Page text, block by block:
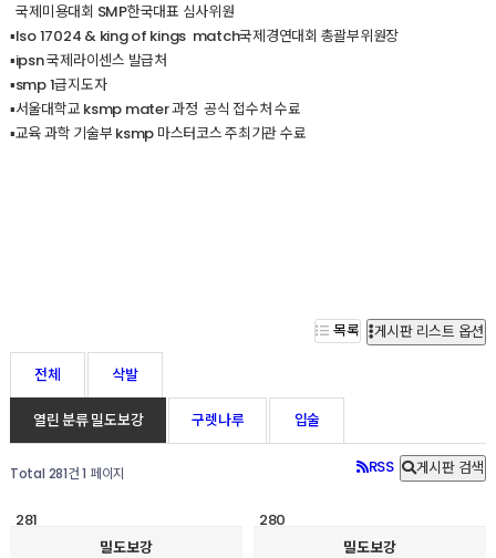
국제미용대회 SMP한국대표 심사위원
▪️lso 17024 & king of kings match국제경연대회 총괄부위원장
▪️ipsn 국제라이센스 발급처
▪️smp 1급지도자
▪️서울대학교 ksmp mater 과정 공식 접수처 수료
▪️교육 과학 기술부 ksmp 마스터코스 주최기관 수료
목록 게시판 리스트 옵션
전체 삭발
열린 분류밀도보강 구렛나루 입술
Total 281건1 페이지 RSS 게시판 검색
281
밀도보강
280
밀도보강